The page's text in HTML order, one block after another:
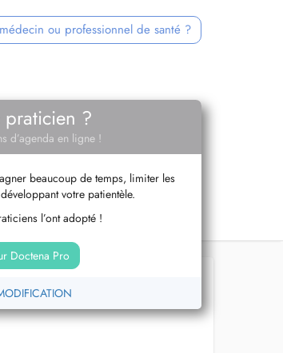
ou professionnel de santé ?
praticien ?
d’agenda en ligne !
beaucoup de temps, limiter les
votre patientèle.
l’ont adopté !
Doctena Pro